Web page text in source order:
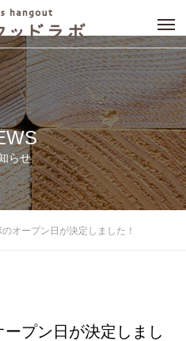
らせ
オープン日が決定しました！
プン日が決定しまし